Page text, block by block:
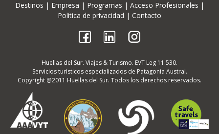
Destinos | Empresa | Programas | Acceso Profesionales |
Política de privacidad | Contacto
Huellas del Sur. Viajes & Turismo. EVT Leg 11.530.
Servicios turísticos especializados de Patagonia Austral.
Copyright @2011 Huellas del Sur. Todos los derechos reservados.